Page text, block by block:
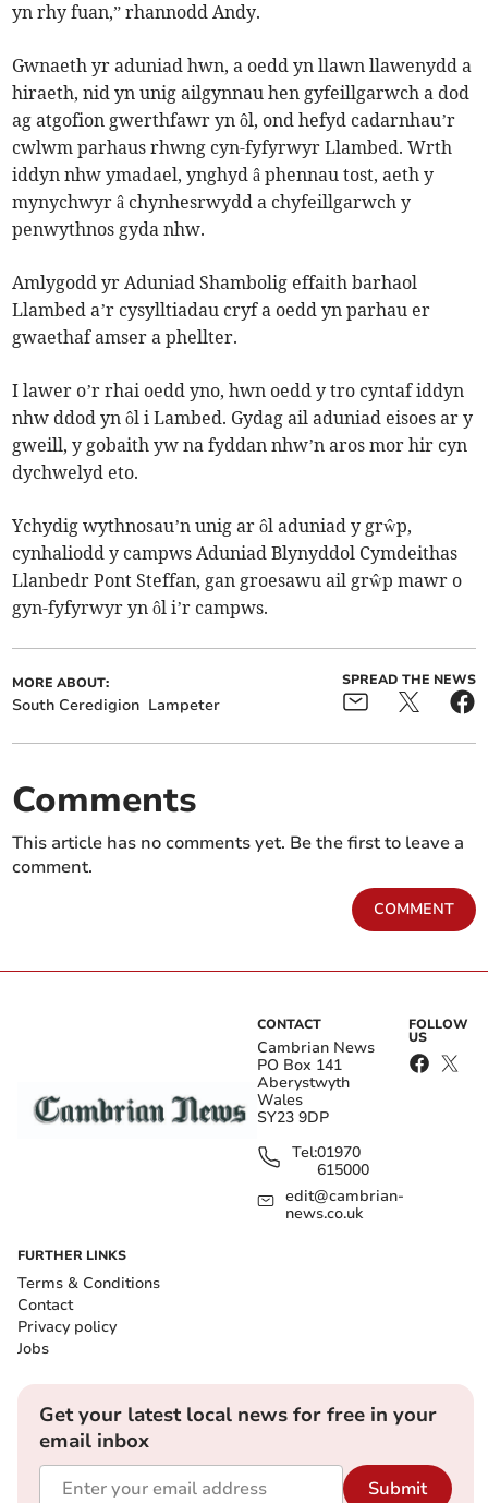
yn rhy fuan,” rhannodd Andy.
Gwnaeth yr aduniad hwn, a oedd yn llawn llawenydd a
hiraeth, nid yn unig ailgynnau hen gyfeillgarwch a dod
ag atgofion gwerthfawr yn ôl, ond hefyd cadarnhau’r
cwlwm parhaus rhwng cyn-fyfyrwyr Llambed. Wrth
iddyn nhw ymadael, ynghyd â phennau tost, aeth y
mynychwyr â chynhesrwydd a chyfeillgarwch y
penwythnos gyda nhw.
Amlygodd yr Aduniad Shambolig effaith barhaol
Llambed a’r cysylltiadau cryf a oedd yn parhau er
gwaethaf amser a phellter.
I lawer o’r rhai oedd yno, hwn oedd y tro cyntaf iddyn
nhw ddod yn ôl i Lambed. Gydag ail aduniad eisoes ar y
gweill, y gobaith yw na fyddan nhw’n aros mor hir cyn
dychwelyd eto.
Ychydig wythnosau’n unig ar ôl aduniad y grŵp,
cynhaliodd y campws Aduniad Blynyddol Cymdeithas
Llanbedr Pont Steffan, gan groesawu ail grŵp mawr o
gyn-fyfyrwyr yn ôl i’r campws.
MORE ABOUT:
South Ceredigion Lampeter
SPREAD THE NEWS
Comments
This article has no comments yet. Be the first to leave a
comment.
COMMENT
CONTACT
Cambrian News
PO Box 141
Aberystwyth
Wales
SY23 9DP
Tel:01970
615000
edit@cambrian-
news.co.uk
FOLLOW
US
FURTHER LINKS
Terms & Conditions
Contact
Privacy policy
Jobs
Get your latest local news for free in your
email inbox
Submit